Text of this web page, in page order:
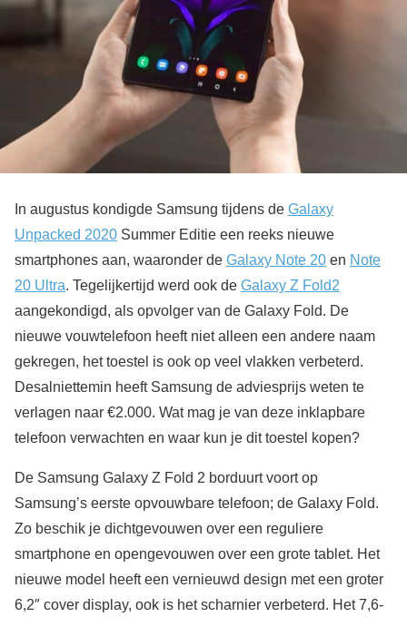
In augustus kondigde Samsung tijdens de Galaxy
Unpacked 2020 Summer Editie een reeks nieuwe
smartphones aan, waaronder de Galaxy Note 20 en Note
20 Ultra. Tegelijkertijd werd ook de Galaxy Z Fold2
aangekondigd, als opvolger van de Galaxy Fold. De
nieuwe vouwtelefoon heeft niet alleen een andere naam
gekregen, het toestel is ook op veel vlakken verbeterd.
Desalniettemin heeft Samsung de adviesprijs weten te
verlagen naar €2.000. Wat mag je van deze inklapbare
telefoon verwachten en waar kun je dit toestel kopen?
De Samsung Galaxy Z Fold 2 borduurt voort op
Samsung’s eerste opvouwbare telefoon; de Galaxy Fold.
Zo beschik je dichtgevouwen over een reguliere
smartphone en opengevouwen over een grote tablet. Het
nieuwe model heeft een vernieuwd design met een groter
6,2″ cover display, ook is het scharnier verbeterd. Het 7,6-